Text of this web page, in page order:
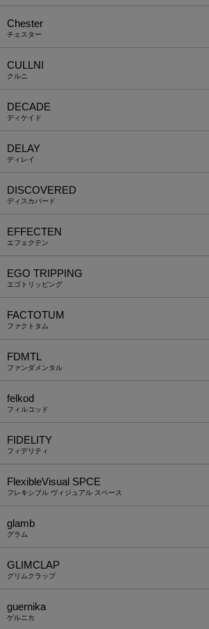
Chester
チェスター
CULLNI
クルニ
DECADE
ディケイド
DELAY
ディレイ
DISCOVERED
ディスカバード
EFFECTEN
エフェクテン
EGO TRIPPING
エゴトリッピング
FACTOTUM
ファクトタム
FDMTL
ファンダメンタル
felkod
フィルコッド
FIDELITY
フィデリティ
FlexibleVisual SPCE
フレキシブル ヴィジュアル スペース
glamb
グラム
GLIMCLAP
グリムクラップ
guernika
ゲルニカ